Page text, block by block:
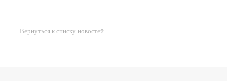
Вернуться к списку новостей